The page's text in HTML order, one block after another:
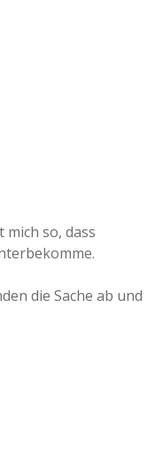
so, dass
die Sache ab und